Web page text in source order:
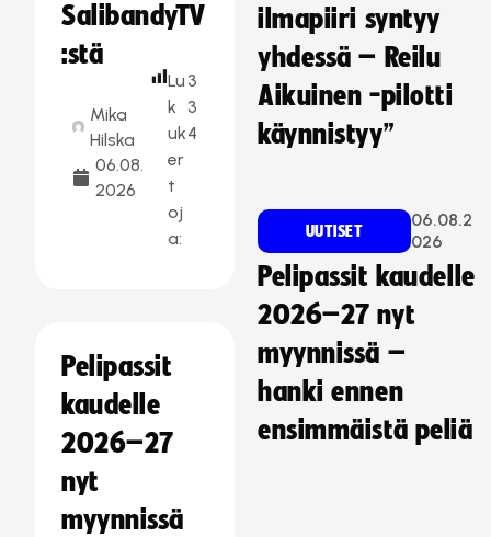
SalibandyTV
:stä
Mika
Hilska
06.08.
2026
Lu
k
uk
er
t
oj
a:
3
3
4
Pelipassit
kaudelle
2026–27
nyt
myynnissä
ilmapiiri syntyy
yhdessä – Reilu
Aikuinen -pilotti
käynnistyy”
UUTISET
06.08.2
026
Pelipassit kaudelle
2026–27 nyt
myynnissä –
hanki ennen
ensimmäistä peliä